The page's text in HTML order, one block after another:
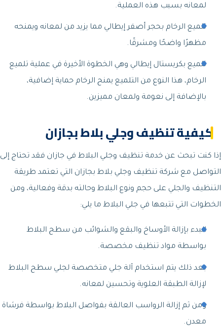
لمعانه بسبب هذه العملية.
تلميع الرخام بحجر أصفر إيطالي مما يزيد من لمعانه ويمنحه
مظهرًا واضحًا ومشرقًا.
تلميع بكريستال إيطالي وهي الخطوة الأخيرة في عملية تلميع
الرخام، هذا النوع من التلميع يمنح الرخام حماية إضافية،
بالإضافة إلى نعومة ولمعان مميزين.
كيفية تنظيف وجلي بلاط بجازان
إذا كنت تبحث عن خدمة تنظيف وجلي البلاط في جازان فقد تحتاج إلى
التواصل مع شركة تنظيف وجلي بلاط بجازان التي تعتمد طريقة
التنظيف والجلي على حجم ونوع البلاط وحالته بدقة وفعالية، ومن
الخطوات التي تتبعها في جلي البلاط ما يلي:
البدء بإزالة الأوساخ والبقع والشوائب من سطح البلاط
بواسطة مواد تنظيف مخصصة.
بعد ذلك يتم استخدام آلة جلي متخصصة لجلي سطح البلاط
لإزالة الطبقة العلوية وتحسين لمعانه.
ومن ثم إزالة الرواسب العالقة بفواصل البلاط بواسطة فرشاة
معدن.